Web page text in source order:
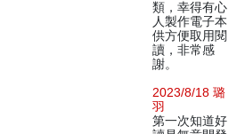
類，幸得有心
人製作電子本
供方便取用閱
讀，非常感
謝。
2023/8/18 璐
羽
第一次知道好